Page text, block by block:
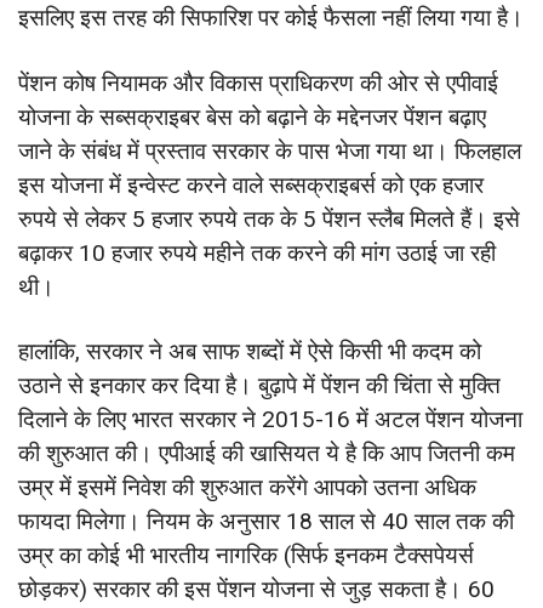
इसलिए इस तरह की सिफारिश पर कोई फैसला नहीं लिया गया है।
पेंशन कोष नियामक और विकास प्राधिकरण की ओर से एपीवाई
योजना के सब्सक्राइबर बेस को बढ़ाने के मद्देनजर पेंशन बढ़ाए
जाने के संबंध में प्रस्ताव सरकार के पास भेजा गया था। फिलहाल
इस योजना में इन्वेस्ट करने वाले सब्सक्राइबर्स को एक हजार
रुपये से लेकर 5 हजार रुपये तक के 5 पेंशन स्लैब मिलते हैं। इसे
बढ़ाकर 10 हजार रुपये महीने तक करने की मांग उठाई जा रही
थी।
हालांकि, सरकार ने अब साफ शब्दों में ऐसे किसी भी कदम को
उठाने से इनकार कर दिया है। बुढ़ापे में पेंशन की चिंता से मुक्ति
दिलाने के लिए भारत सरकार ने 2015-16 में अटल पेंशन योजना
की शुरुआत की। एपीआई की खासियत ये है कि आप जितनी कम
उम्र में इसमें निवेश की शुरुआत करेंगे आपको उतना अधिक
फायदा मिलेगा। नियम के अनुसार 18 साल से 40 साल तक की
उम्र का कोई भी भारतीय नागरिक (सिर्फ इनकम टैक्सपेयर्स
छोड़कर) सरकार की इस पेंशन योजना से जुड़ सकता है। 60